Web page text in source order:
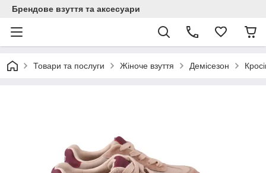
Брендове взуття та аксесуари
Товари та послуги Жіноче взуття Демісезон